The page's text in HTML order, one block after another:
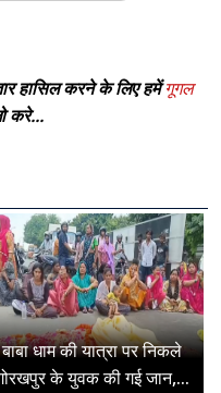
हासिल करने के लिए हमेंगूगल
करे...
बाबा धाम की यात्रा पर निकले
के युवक की गई जान,...